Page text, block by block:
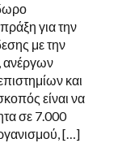
για την
με την
ανέργων
και
είναι να
σε 7.000
[…]